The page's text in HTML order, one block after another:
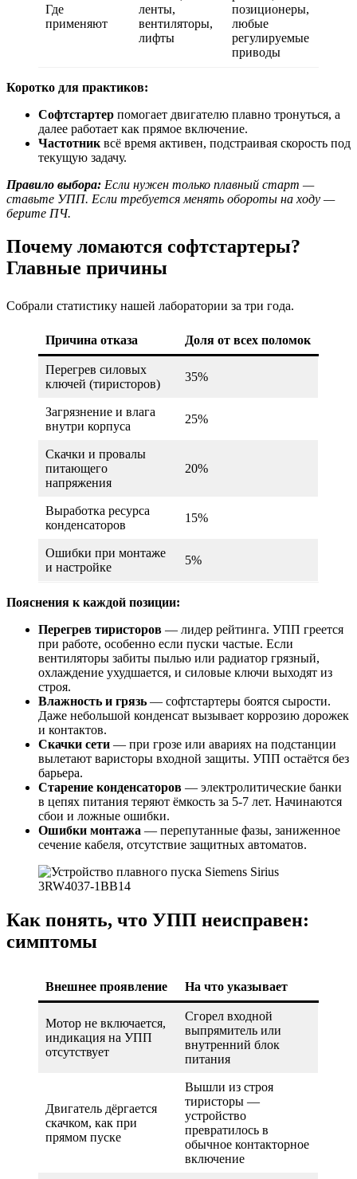
Где
применяют
ленты,
вентиляторы,
лифты
позиционеры,
любые
регулируемые
приводы
Коротко для практиков:
Софтстартер помогает двигателю плавно тронуться, а
далее работает как прямое включение.
Частотник всё время активен, подстраивая скорость под
текущую задачу.
Правило выбора: Если нужен только плавный старт —
ставьте УПП. Если требуется менять обороты на ходу —
берите ПЧ.
Почему ломаются софтстартеры?
Главные причины
Собрали статистику нашей лаборатории за три года.
Причина отказа Доля от всех поломок
Перегрев силовых
ключей (тиристоров)
35%
Загрязнение и влага
внутри корпуса
25%
Скачки и провалы
питающего
напряжения
20%
Выработка ресурса
конденсаторов
15%
Ошибки при монтаже
и настройке
5%
Пояснения к каждой позиции:
Перегрев тиристоров — лидер рейтинга. УПП греется
при работе, особенно если пуски частые. Если
вентиляторы забиты пылью или радиатор грязный,
охлаждение ухудшается, и силовые ключи выходят из
строя.
Влажность и грязь — софтстартеры боятся сырости.
Даже небольшой конденсат вызывает коррозию дорожек
и контактов.
Скачки сети — при грозе или авариях на подстанции
вылетают варисторы входной защиты. УПП остаётся без
барьера.
Старение конденсаторов — электролитические банки
в цепях питания теряют ёмкость за 5-7 лет. Начинаются
сбои и ложные ошибки.
Ошибки монтажа — перепутанные фазы, заниженное
сечение кабеля, отсутствие защитных автоматов.
Как понять, что УПП неисправен:
симптомы
Внешнее проявление На что указывает
Мотор не включается,
индикация на УПП
отсутствует
Сгорел входной
выпрямитель или
внутренний блок
питания
Двигатель дёргается
скачком, как при
прямом пуске
Вышли из строя
тиристоры —
устройство
превратилось в
обычное контакторное
включение